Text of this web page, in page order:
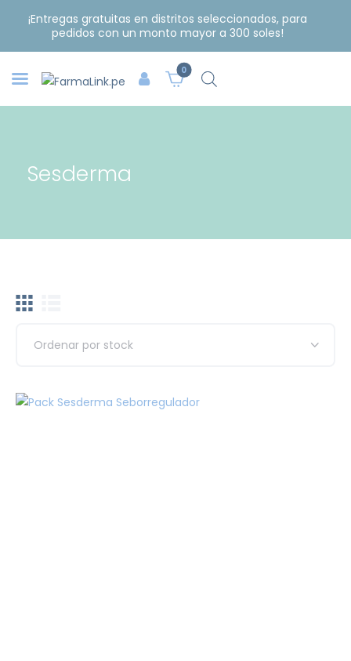
¡Entregas gratuitas en distritos seleccionados, para
pedidos con un monto mayor a 300 soles!
0
Sesderma